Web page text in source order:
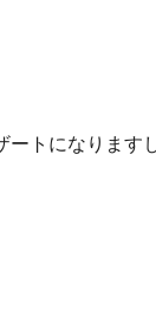
トになります